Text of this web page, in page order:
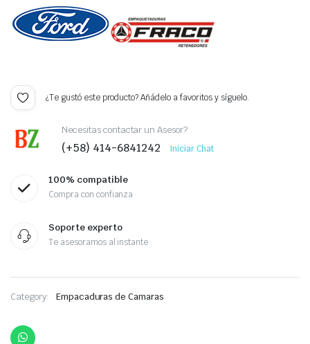
¿Te gustó este producto? Añádelo a favoritos y síguelo.
Necesitas contactar un Asesor?
(+58) 414-6841242 Iniciar Chat
100% compatible
Compra con confianza
Soporte experto
Te asesoramos al instante
Category: Empacaduras de Camaras